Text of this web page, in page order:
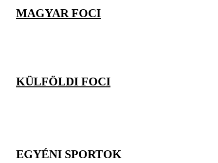
MAGYAR FOCI
KÜLFÖLDI FOCI
EGYÉNI SPORTOK